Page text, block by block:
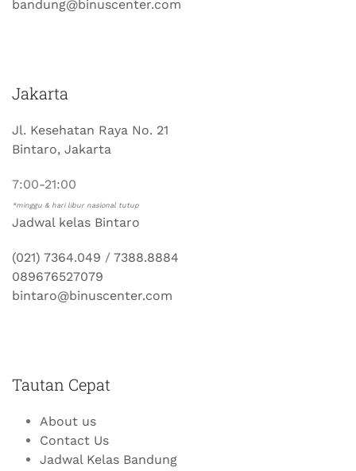
bandung@binuscenter.com
Jakarta
Jl. Kesehatan Raya No. 21
Bintaro, Jakarta
7:00-21:00
*minggu & hari libur nasional tutup
Jadwal kelas Bintaro
(021) 7364.049 / 7388.8884
089676527079
bintaro@binuscenter.com
Tautan Cepat
About us
Contact Us
Jadwal Kelas Bandung